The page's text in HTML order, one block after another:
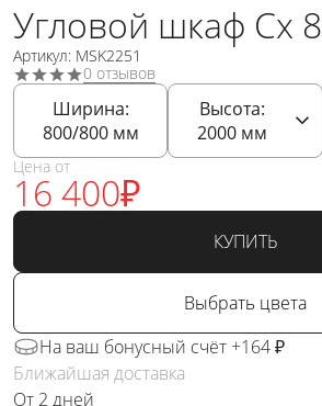
Угловой шкаф Сх 8
Артикул: MSK2251
0 отзывов
Ширина:
800/800мм
Высота:
2000мм
Цена от
16 400₽
КУПИТЬ
Выбрать цвета
На ваш бонусный счёт +164 ₽
Ближайшая доставка
От 2 дней